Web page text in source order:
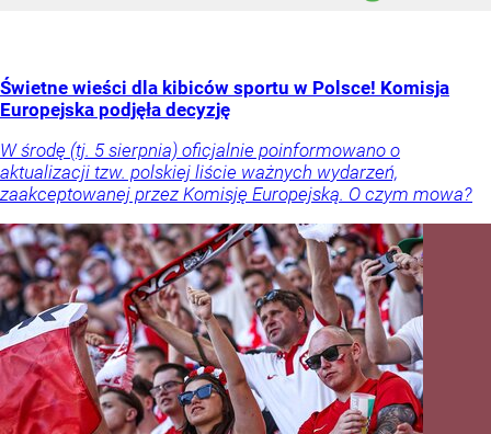
Świetne wieści dla kibiców sportu w Polsce! Komisja
Europejska podjęła decyzję
W środę (tj. 5 sierpnia) oficjalnie poinformowano o
aktualizacji tzw. polskiej liście ważnych wydarzeń,
zaakceptowanej przez Komisję Europejską. O czym mowa?